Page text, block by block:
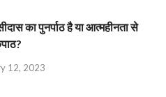
का पुनर्पाठ है या आत्महीनता से
12, 2023